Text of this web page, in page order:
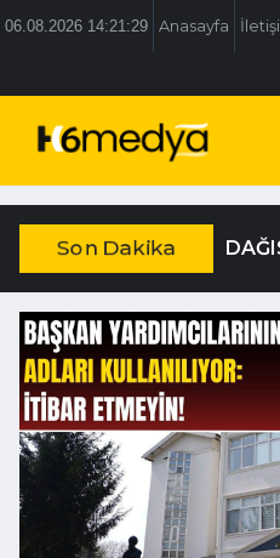
06.08.2026 14:21:30 Anasayfa
Son Dakika